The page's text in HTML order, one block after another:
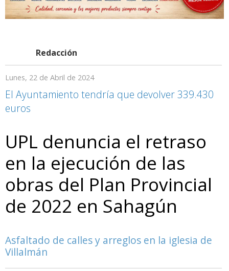
Redacción
Lunes, 22 de Abril de 2024
El Ayuntamiento tendría que devolver 339.430
euros
UPL denuncia el retraso
en la ejecución de las
obras del Plan Provincial
de 2022 en Sahagún
Asfaltado de calles y arreglos en la iglesia de
Villalmán